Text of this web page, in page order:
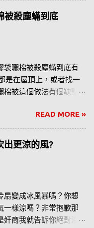
謂的「藍芽網關」，才
網雖未強調此紀錄溫
度計的。
被殺塵蟎到底
袋曬棉被殺塵蟎到底有
是在屋頂上，或者找一
被這個做法有個缺點
了。（^u^）READ MORE »
出更涼的風?
扇變成冰風暴嗎？你想
一樣涼嗎？非常抱歉那
商我就告訴你絕對沒